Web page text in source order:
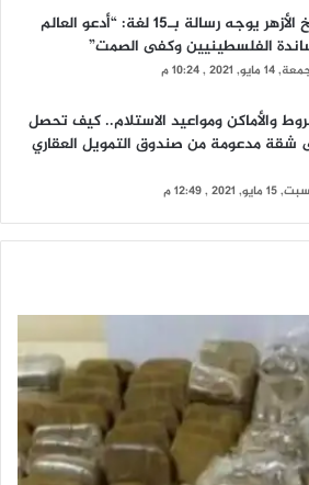
شيخ الأزهر يوجه رسالة بـ15 لغة: “أدعو العالم
الفلسطينيين وكفى الصمت”
مايو, 2021 , 10:24 م
والأماكن ومواعيد الاستلام.. كيف تحصل
شقة مدعومة من صندوق التمويل العقاري
مايو, 2021 , 12:49 م